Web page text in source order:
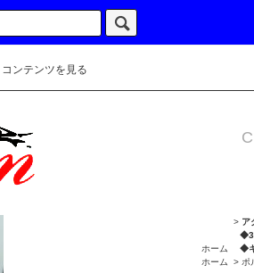
コンテンツを見る
ホーム
> ア
◆キ
ホーム
> ポ